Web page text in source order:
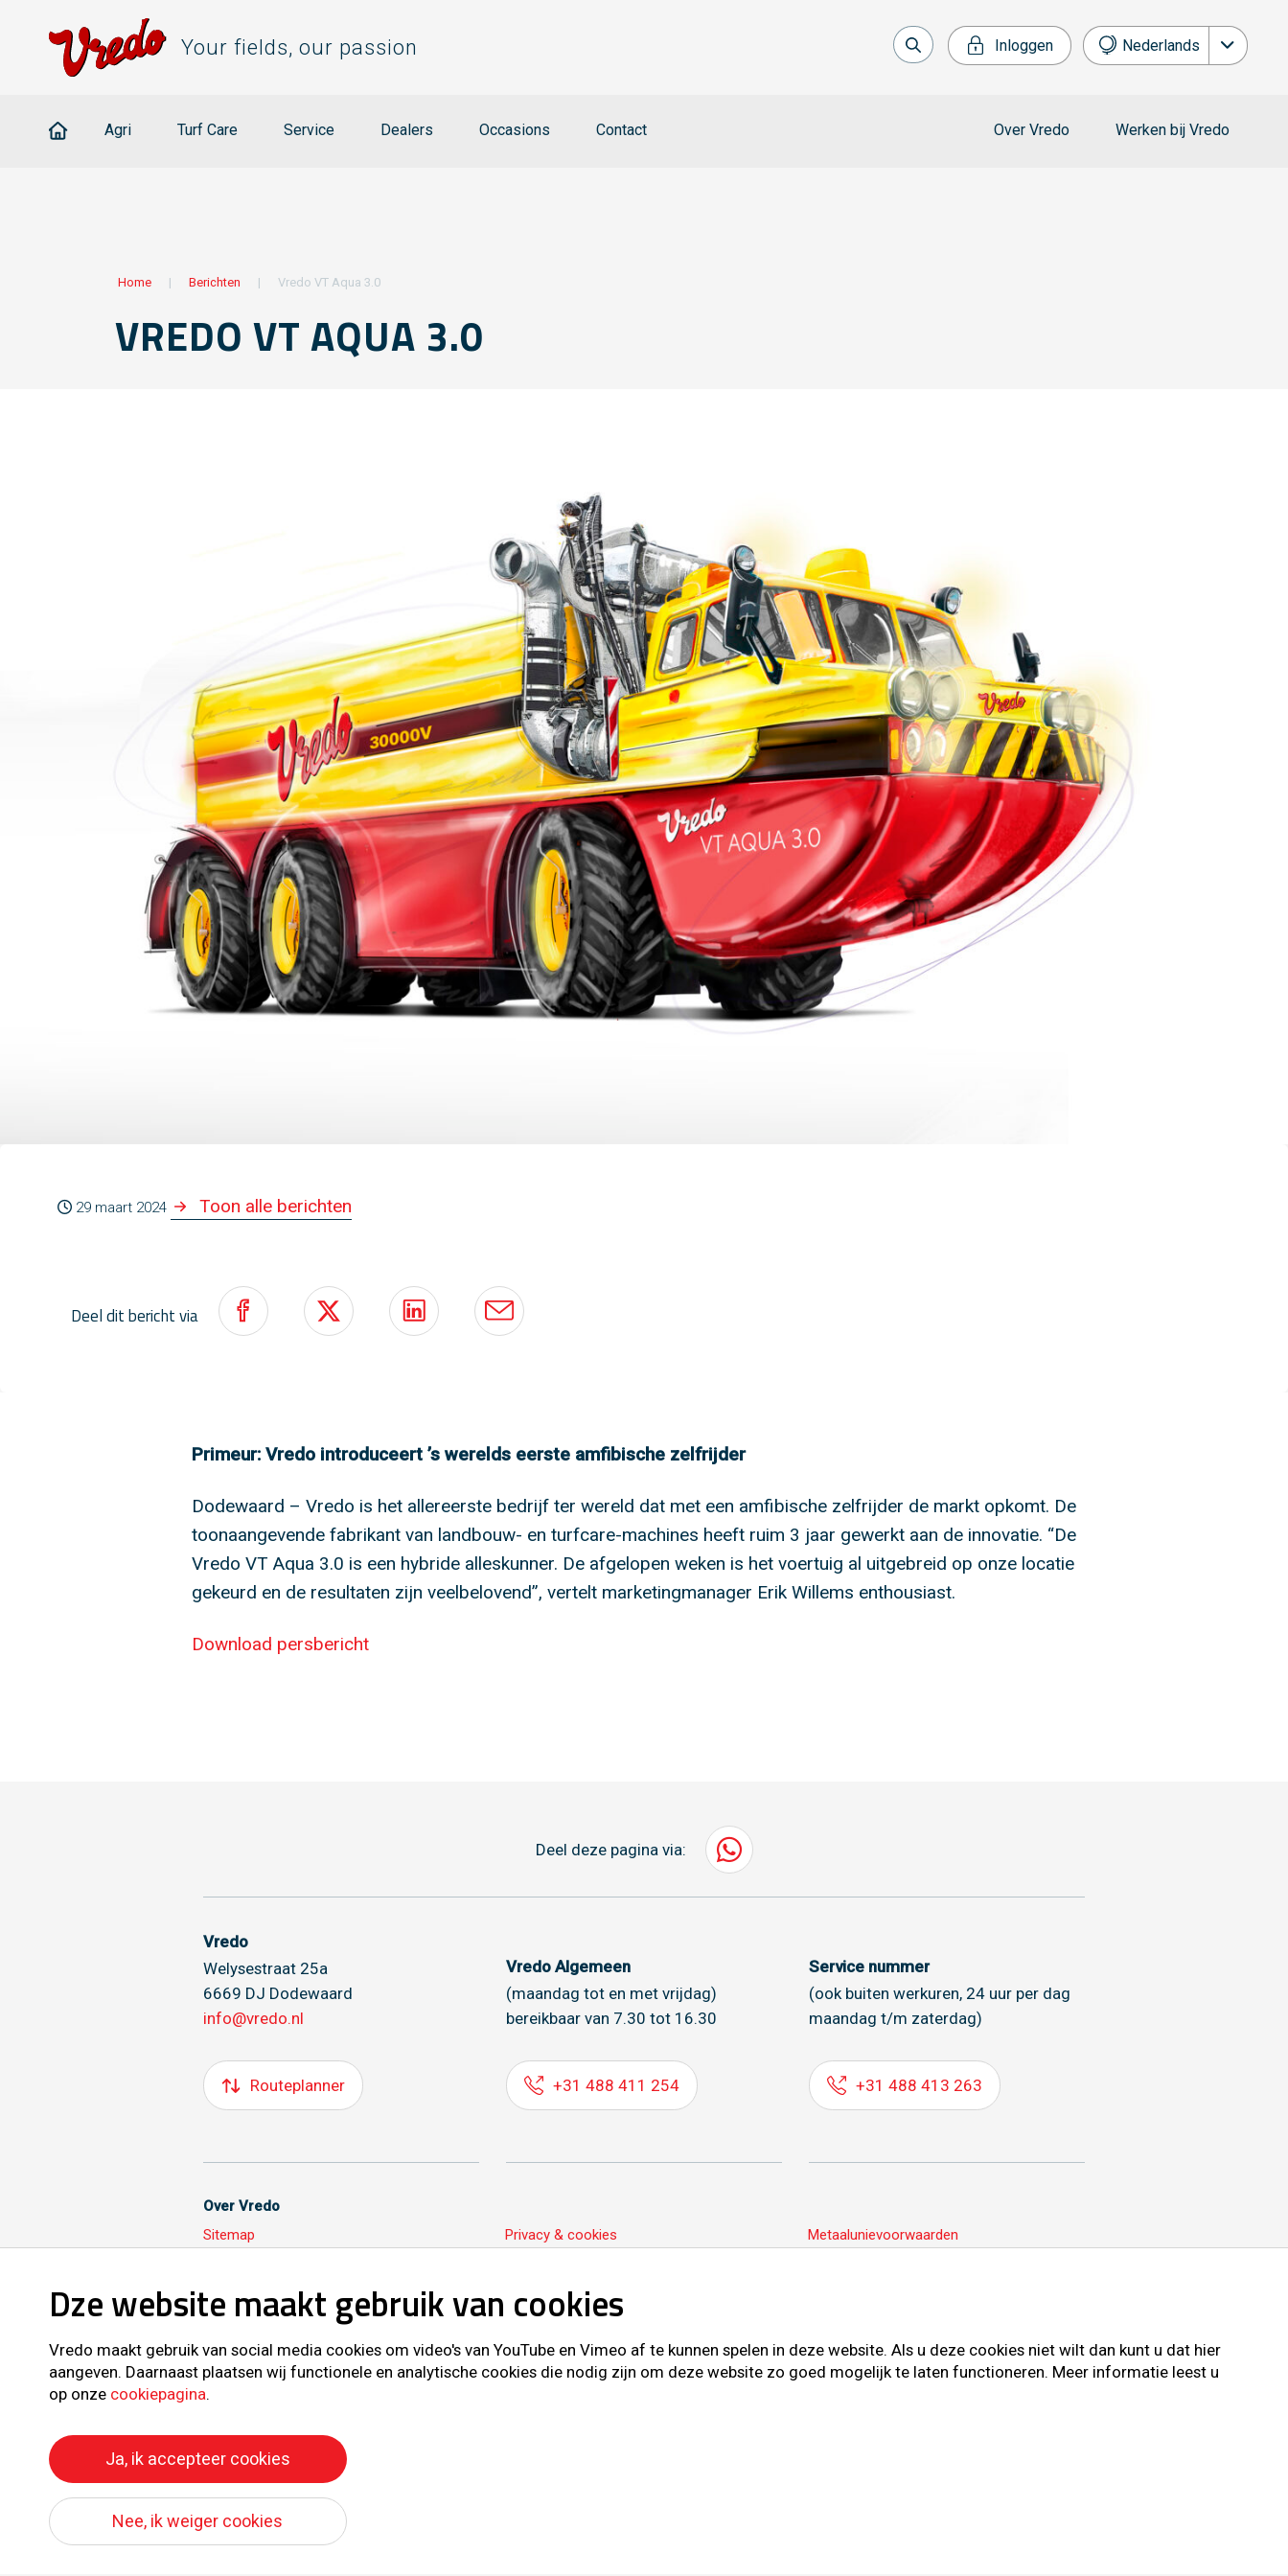
Your fields, our passion Inloggen Nederlands
Agri Turf Care Service Dealers Occasions Contact Over Vredo Werken bij Vredo
Home | Berichten | Vredo VT Aqua 3.0
VREDO VT AQUA 3.0
29 maart 2024 Toon alle berichten
Deel dit bericht via
Primeur: Vredo introduceert ’s werelds eerste amfibische zelfrijder
Dodewaard – Vredo is het allereerste bedrijf ter wereld dat met een amfibische zelfrijder de markt opkomt. De
toonaangevende fabrikant van landbouw- en turfcare-machines heeft ruim 3 jaar gewerkt aan de innovatie. “De
Vredo VT Aqua 3.0 is een hybride alleskunner. De afgelopen weken is het voertuig al uitgebreid op onze locatie
gekeurd en de resultaten zijn veelbelovend”, vertelt marketingmanager Erik Willems enthousiast.
Download persbericht
Deel deze pagina via:
Vredo
Welysestraat 25a
6669 DJ Dodewaard
info@vredo.nl
Routeplanner
Vredo Algemeen
(maandag tot en met vrijdag)
bereikbaar van 7.30 tot 16.30
+31 488 411 254
Service nummer
(ook buiten werkuren, 24 uur per dag
maandag t/m zaterdag)
+31 488 413 263
Over Vredo
Sitemap
Privacy & cookies Metaalunievoorwaarden
Volg ons ook op
All right reserved © Vredo 2026.
Dze website maakt gebruik van cookies
Vredo maakt gebruik van social media cookies om video's van YouTube en Vimeo af te kunnen spelen in deze website. Als u deze cookies niet wilt dan kunt u dat hier
aangeven. Daarnaast plaatsen wij functionele en analytische cookies die nodig zijn om deze website zo goed mogelijk te laten functioneren. Meer informatie leest u
op onze cookiepagina.
Ja, ik accepteer cookies
Nee, ik weiger cookies